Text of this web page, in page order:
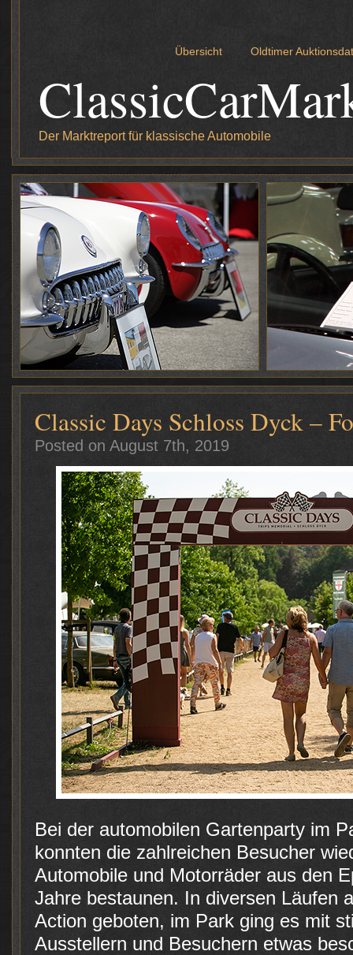
Übersicht Oldtimer
Der Marktreport für klassische Automobile
Classic Days Schloss Dyck –
Posted on August 7th, 2019
Bei der automobilen Gartenparty im
konnten die zahlreichen Besucher
Automobile und Motorräder aus den
Jahre bestaunen. In diversen Läufen
Action geboten, im Park ging es mit
Ausstellern und Besuchern etwas